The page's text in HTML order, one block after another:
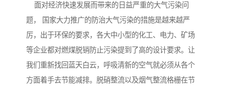
面对经济快速发展而带来的日益严重的大气污染问
题， 国家大力推广的防治大气污染的措施是越来越严
厉，出于环保的要求，各大中小型的化工、电力、矿场
等企业都对燃煤脱销防止污染提到了高的设计要求。让
我们重新找回蓝天白云，呼吸清新的空气就必须从各个
方面着手去节能减排。脱硝整流以及烟气整流格栅在节